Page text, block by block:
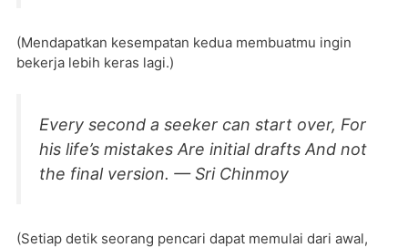
(Mendapatkan kesempatan kedua membuatmu ingin
bekerja lebih keras lagi.)
Every second a seeker can start over, For
his life’s mistakes Are initial drafts And not
the final version. — Sri Chinmoy
(Setiap detik seorang pencari dapat memulai dari awal,